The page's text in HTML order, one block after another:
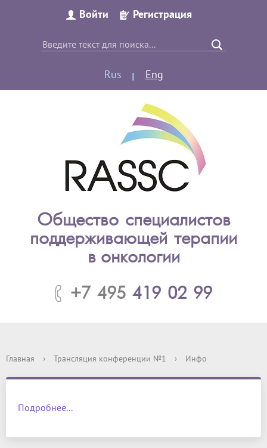
Войти Регистрация
Rus Eng
Общество специалистов
поддерживающей терапии
в онкологии
+7 495 419 02 99
Главная › Трансляция конференции №1 › Инфо
Подробнее...